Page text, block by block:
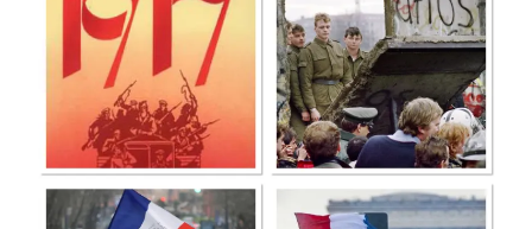
HISTOIRE
CULTURE
SPORT